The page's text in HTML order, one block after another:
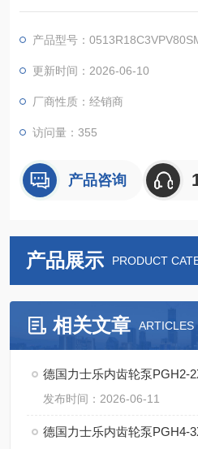
排量的先导式变量叶片泵，采用
量 139.5 L/min，具备低噪音、高
用 HYB05 高性能密封系统，适配更
产品型号：
更新时间：2026-06-10
厂商性质：经销商
访问量：355
产品咨询
产品展示 PRODUCT
相关文章 ARTICLES
发布时间：2026-06-11